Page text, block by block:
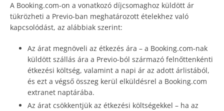
A Booking.com-on a vonatkozó díjcsomaghoz küldött ár
tükrözheti a Previo-ban meghatározott ételekhez való
kapcsolódást, az alábbiak szerint:
Az árat megnöveli az étkezés ára – a Booking.com-nak
küldött szállás ára a Previo-ból származó felnőttenkénti
étkezési költség, valamint a napi ár az adott árlistából,
és ezt a végső összeg kerül elküldésrel a Booking.com
extranet naptárába.
Az árat csökkentjük az étkezési költségekkel – ha az